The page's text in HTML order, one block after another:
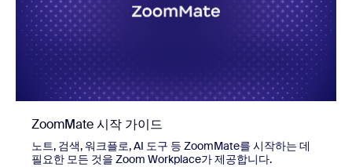
ZoomMate 시작 가이드
노트, 검색, 워크플로, AI 도구 등 ZoomMate를 시작하는 데
필요한 모든 것을 Zoom Workplace가 제공합니다.